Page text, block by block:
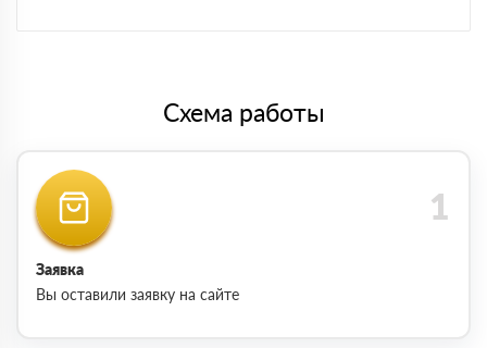
Схема работы
Заявка
Вы оставили заявку на сайте